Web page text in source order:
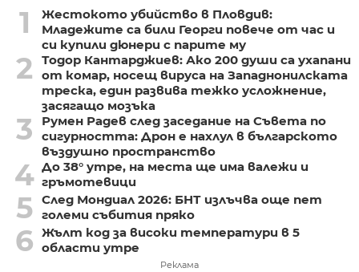
1
Жестокото убийство в Пловдив:
Младежите са били Георги повече от час и
си купили дюнери с парите му
2
Тодор Кантарджиев: Ако 200 души са ухапани
от комар, носещ вируса на Западнонилската
треска, един развива тежко усложнение,
засягащо мозъка
3
Румен Радев след заседание на Съвета по
сигурността: Дрон е нахлул в българското
въздушно пространство
4 До 38° утре, на места ще има валежи и
гръмотевици
5 След Мондиал 2026: БНТ излъчва още пет
големи събития пряко
6 Жълт код за високи температури в 5
области утре
Реклама